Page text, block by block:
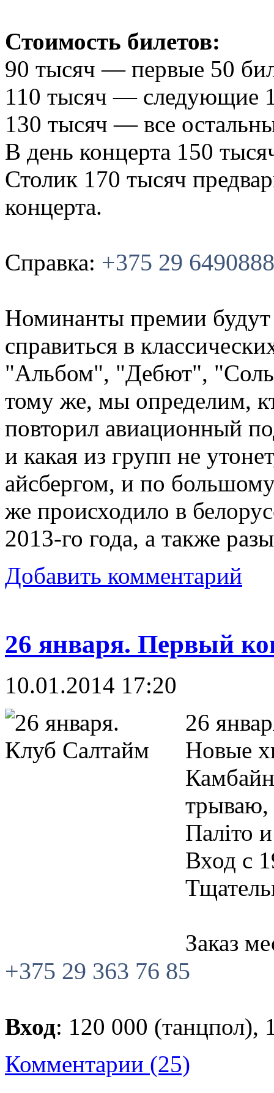
Стоимость билетов:
90 тысяч — первые 50
110 тысяч — следующие
130 тысяч — все
В день концерта 150
Столик 170 тысяч
концерта.
Справка: +375 29 6490888
Номинанты премии
справиться в
"Альбом", "Дебют",
тому же, мы определим,
повторил авиационный
и какая из групп не
айсбергом, и по
же происходило в
2013-го года, а также
Добавить комментарий
26 января. Первый
10.01.2014 17:20
26
Новые
трываю,
Палiто
Вход с
Заказ
+375 29 363 76 85
Вход: 120 000 (танцпол),
Комментарии (25)